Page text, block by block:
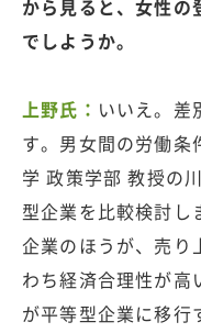
から見ると、女性の
でしようか。
上野氏： いいえ。差
す。男女間の労働条
学 政策学部 教授の
型企業を比較検討し
企業のほうが、売り
わち経済合理性が高
が平等型企業に移行